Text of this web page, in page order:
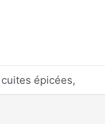
épicées,